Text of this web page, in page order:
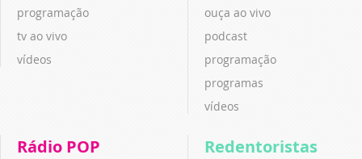
programação
tv ao vivo
vídeos
ouça ao vivo
podcast
programação
programas
vídeos
Rádio POP Redentoristas